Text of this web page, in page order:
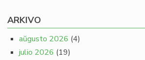
ARKIVO
aŭgusto 2026 (4)
julio 2026 (19)